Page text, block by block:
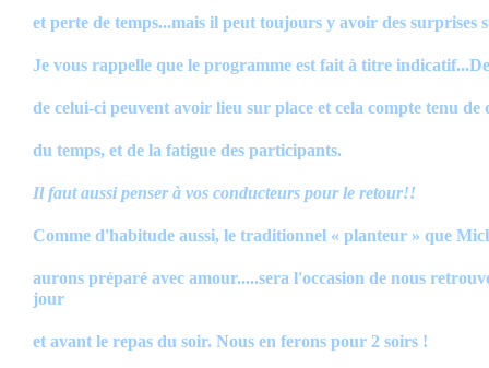
et perte de temps...mais il peut toujours y avoir des surprises
Je vous rappelle que le programme est fait à titre
de celui-ci peuvent avoir lieu sur place et cela compte tenu
du temps, et de la fatigue des participants.
Il faut aussi penser à vos conducteurs pour le retour!!
Comme d'habitude aussi, le traditionnel « planteur » que
aurons préparé avec amour.....sera l'occasion de nous
jour
et avant le repas du soir. Nous en ferons pour 2 soirs !